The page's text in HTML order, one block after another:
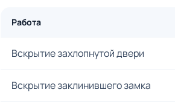
Работа
Вскрытие захлопнутой двери
Вскрытие заклинившего замка